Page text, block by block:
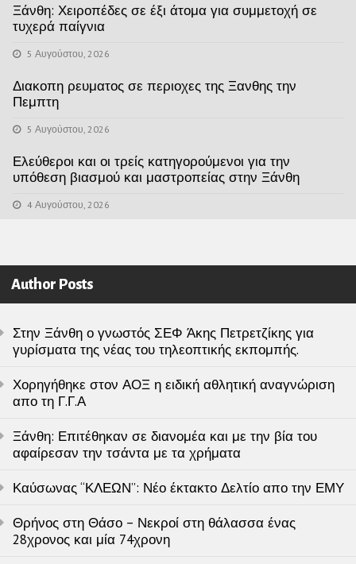
Ξάνθη: Χειροπέδες σε έξι άτομα για συμμετοχή σε
τυχερά παίγνια
5 Αυγούστου, 2026
Διακοπη ρευματος σε περιοχες της Ξανθης την
Πεμπτη
5 Αυγούστου, 2026
Ελεύθεροι και οι τρείς κατηγορούμενοι για την
υπόθεση βιασμού και μαστροπείας στην Ξάνθη
4 Αυγούστου, 2026
Author Posts
Στην Ξάνθη ο γνωστός ΣΕΦ Άκης Πετρετζίκης για
γυρίσματα της νέας του τηλεοπτικής εκπομπής.
Χορηγήθηκε στον ΑΟΞ η ειδική αθλητική αναγνώριση
απο τη Γ.Γ.Α
Ξάνθη: Επιτέθηκαν σε διανομέα και με την βία του
αφαίρεσαν την τσάντα με τα χρήματα
Καύσωνας “ΚΛΕΩΝ”: Νέο έκτακτο Δελτίο απο την ΕΜΥ
Θρήνος στη Θάσο – Νεκροί στη θάλασσα ένας
28χρονος και μία 74χρονη